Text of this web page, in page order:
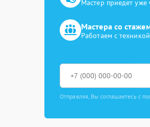
Мастер приедет уже
Мастера со
Работаем с
Отправляя, Вы соглашаетесь с